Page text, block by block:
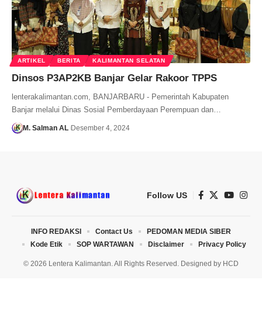
ARTIKEL BERITA KALIMANTAN SELATAN
Dinsos P3AP2KB Banjar Gelar Rakoor TPPS
lenterakalimantan.com, BANJARBARU - Pemerintah Kabupaten
Banjar melalui Dinas Sosial Pemberdayaan Perempuan dan…
M. Salman AL Desember 4, 2024
Follow US
© 2026 Lentera Kalimantan. All Rights Reserved. Designed by HCD
INFO REDAKSI Contact Us
PEDOMAN MEDIA SIBER
Kode Etik
SOP WARTAWAN Disclaimer Privacy Policy